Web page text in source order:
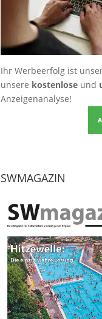
Ihr Werbeerfolg ist
unsere kostenloseund
Anzeigenanalyse!
SWMAGAZIN